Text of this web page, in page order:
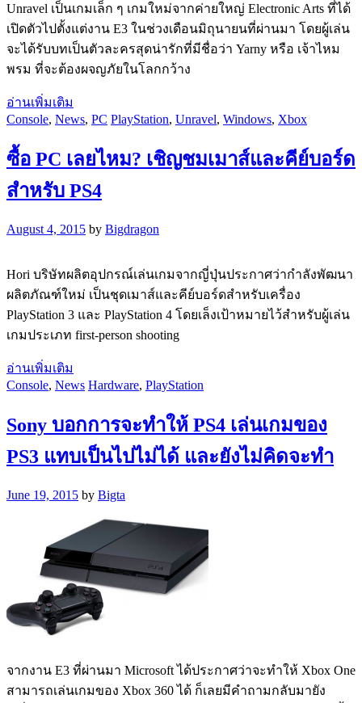
Unravel เป็นเกมเล็ก ๆ เกมใหม่จากค่ายใหญ่ Electronic Arts ที่ได้
เปิดตัวไปตั้งแต่งาน E3 ในช่วงเดือนมิถุนายนที่ผ่านมา โดยผู้เล่น
จะได้รับบทเป็นตัวละครสุดน่ารักที่มีชื่อว่า Yarny หรือ เจ้าไหม
พรม ที่จะต้องผจญภัยในโลกกว้าง
อ่านเพิ่มเติม
Console, News, PC PlayStation, Unravel, Windows, Xbox
ซื้อ PC เลยไหม? เชิญชมเมาส์และคีย์บอร์ด
สำหรับ PS4
August 4, 2015 by Bigdragon
Hori บริษัทผลิตอุปกรณ์เล่นเกมจากญี่ปุ่นประกาศว่ากำลังพัฒนา
ผลิตภัณฑ์ใหม่ เป็นชุดเมาส์และคีย์บอร์ดสำหรับเครื่อง
PlayStation 3 และ PlayStation 4 โดยเล็งเป้าหมายไว้สำหรับผู้เล่น
เกมประเภท first-person shooting
อ่านเพิ่มเติม
Console, News Hardware, PlayStation
Sony บอกการจะทำให้ PS4 เล่นเกมของ
PS3 แทบเป็นไปไม่ได้ และยังไม่คิดจะทำ
June 19, 2015 by Bigta
จากงาน E3 ที่ผ่านมา Microsoft ได้ประกาศว่าจะทำให้ Xbox One
สามารถเล่นเกมของ Xbox 360 ได้ ก็เลยมีคำถามกลับมายัง